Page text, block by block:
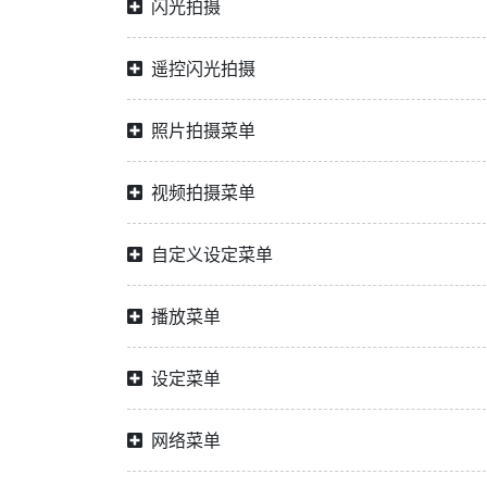
闪光拍摄
遥控闪光拍摄
照片拍摄菜单
视频拍摄菜单
自定义设定菜单
播放菜单
设定菜单
网络菜单